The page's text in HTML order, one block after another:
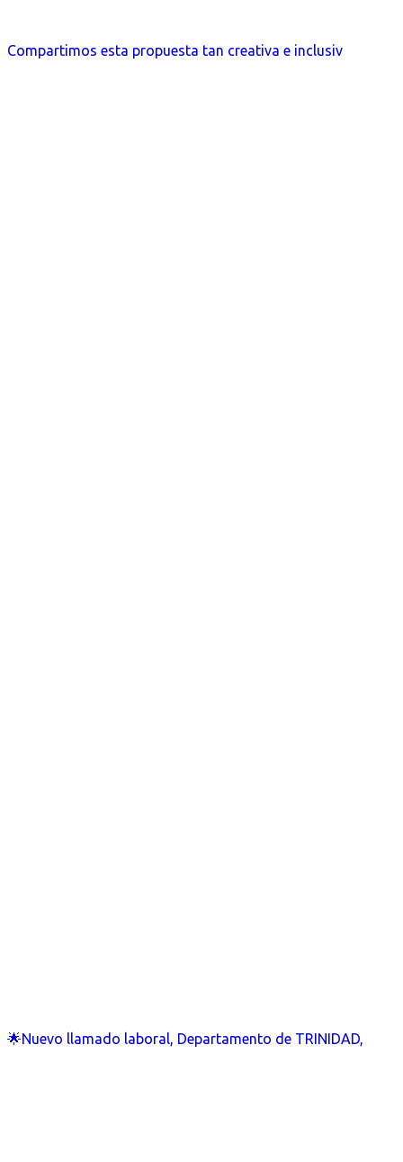
Compartimos esta propuesta tan creativa e inclusiv
🌟Nuevo llamado laboral, Departamento de TRINIDAD,